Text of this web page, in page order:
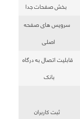
بخش صفحات جدا
سرویس های صفحه
اصلی
قابلیت اتصال به درگاه
بانک
ثبت کاربران